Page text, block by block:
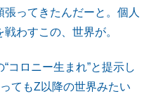
ってきたんだーと。個人
わすこの、世界が。
コロニー生まれ”と提示し
てもZ以降の世界みたい